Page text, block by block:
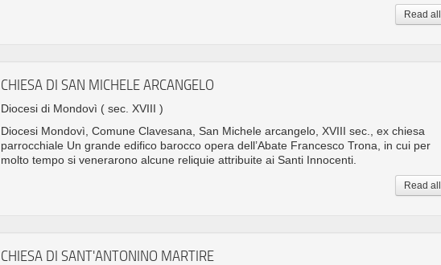
Read all
CHIESA DI SAN MICHELE ARCANGELO
Diocesi di Mondovì ( sec. XVIII )
Diocesi Mondovì, Comune Clavesana, San Michele arcangelo, XVIII sec., ex chiesa
parrocchiale Un grande edifico barocco opera dell’Abate Francesco Trona, in cui per
molto tempo si venerarono alcune reliquie attribuite ai Santi Innocenti.
Read all
CHIESA DI SANT'ANTONINO MARTIRE